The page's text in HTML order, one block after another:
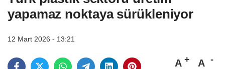
yapamaz noktaya sürükleniyor
12 Mart 2026 - 13:21
A A